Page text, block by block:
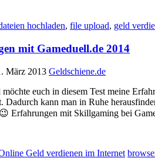
hochladen, file upload, geld
mit Gameduell.de 2014
März 2013 Geldschiene.de
euch in diesem Test meine
Dadurch kann man in Ruhe
Erfahrungen mit Skillgaming bei
Geld verdienen im Internet